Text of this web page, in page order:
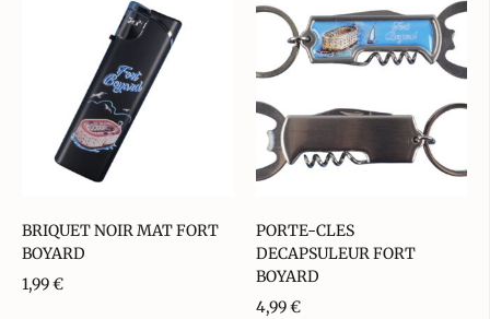
BRIQUET NOIR MAT FORT
BOYARD
1,99€
PORTE-CLES
DECAPSULEUR FORT
BOYARD
4,99€